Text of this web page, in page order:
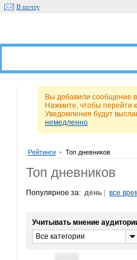
В почту
Вы добавили сообщение
Нажмите, чтобы перейти
Уведомления будут
немедленно
Рейтинги • Топ дневников
Топ дневников
Популярное за: день все
Учитывать мнение
Все категории